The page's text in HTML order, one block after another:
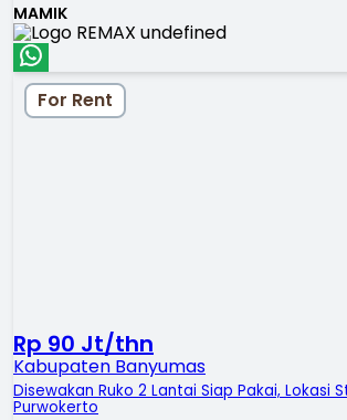
MAMIK
For Rent
Rp 90 Jt/thn
Kabupaten Banyumas
Disewakan Ruko 2 Lantai Siap Pakai, Lokasi
Purwokerto